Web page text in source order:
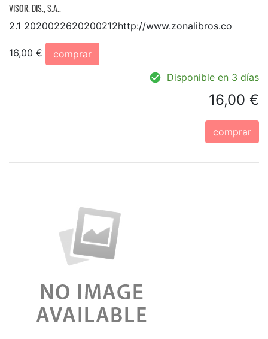
VISOR. DIS., S.A..
2.1 2020022620200212http://www.zonalibros.co
16,00 €
comprar
Disponible en 3 días
16,00 €
comprar